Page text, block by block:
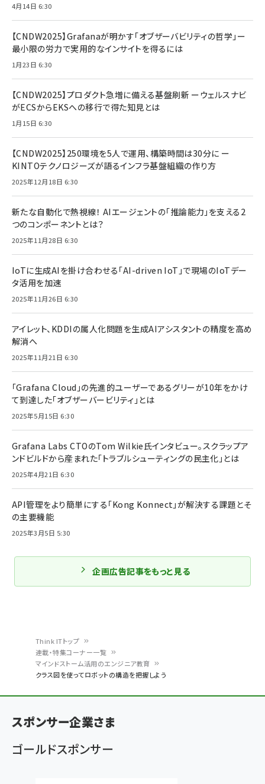
く
ず
Think ITトップ
連載・特集コーナー一覧
マインドストーム活用のエンジニア教育
クラス図を使ってロボットの構造を把握しよう
4月14日 6:30
【CNDW2025】Grafanaが明かす「オブザーバビリティの哲学」ー
最小限の労力で実用的なインサイトを得るには
1月23日 6:30
【CNDW2025】プロダクト急増に備える基盤刷新 ーウェルスナビ
がECSからEKSへの移行で得た知見とは
1月15日 6:30
【CNDW2025】250環境を5人で運用、構築時間は30分に ー
KINTOテクノロジーズが語るインフラ基盤組織の作り方
2025年12月18日 6:30
新たな自動化で熱視線！ AIエージェントの「推論能力」を支える2
つのコンポーネントとは？
2025年11月28日 6:30
IoTに生成AIを掛け合わせる「AI-driven IoT」で現場のIoTデー
タ活用を加速
2025年11月26日 6:30
アイレット、KDDIの属人化問題を生成AIアシスタントの精度を高め
解消へ
2025年11月21日 6:30
「Grafana Cloud」の先進的ユーザーであるグリーが10年をかけ
て到達した「オブザーバービリティ」とは
2025年5月15日 6:30
Grafana Labs CTOのTom Wilkie氏インタビュー。スクラップア
ンドビルドから産まれた「トラブルシューティングの民主化」とは
2025年4月21日 6:30
API管理をより簡単にする「Kong Konnect」が解決する課題とそ
の主要機能
2025年3月5日 5:30
企画広告記事をもっと見る
スポンサー企業さま
ゴールドスポンサー